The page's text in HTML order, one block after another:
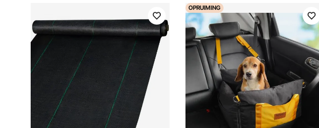
OPRUIMING